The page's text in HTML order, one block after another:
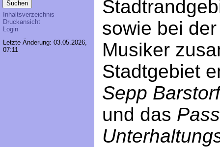
Inhaltsverzeichnis
Druckansicht
Login
Letzte Änderung: 03.05.2026,
07:11
sowie bei
Musiker
Stadtgebiet
Sepp
und das